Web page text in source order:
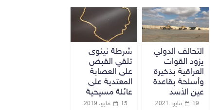
التحالف الدولي
يزود القوات
العراقية بذخيرة
وأسلحة بقاعدة
عين الأسد
19 مايو، 2021
شرطة نينوى
تلقي القبض
على العصابة
المعتدية على
عائلة مسيحية
15 مايو، 2019